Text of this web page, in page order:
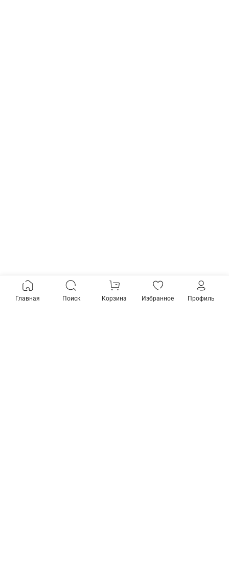
Главная Поиск Корзина Избранное Профиль